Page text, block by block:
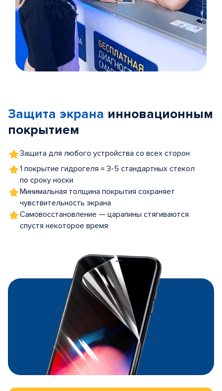
5
Защита экрана инновационным
покрытием
Защита для любого устройства со всех сторон
1 покрытие гидрогеля = 3-5 стандартных стекол
по сроку носки
Минимальная толщина покрытия сохраняет
чувствительность экрана
Самовосстановление — царапины стягиваются
спустя некоторое время